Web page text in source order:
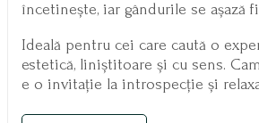
încetinește, iar gândurile se așază
Ideală pentru cei care caută o
estetică, liniștitoare și cu sens.
e o invitație la introspecție și